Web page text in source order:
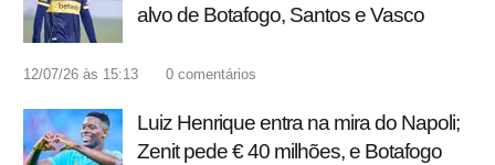
alvo de Botafogo, Santos e Vasco
12/07/26 às 15:13 0 comentários
Luiz Henrique entra na mira do Napoli;
Zenit pede € 40 milhões, e Botafogo